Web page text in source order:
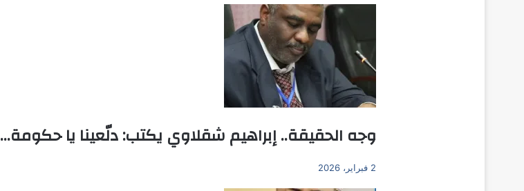
وجه الحقيقة.. إبراهيم شقلاوي يكتب: دلّعينا يا حكومة…
2 فبراير، 2026